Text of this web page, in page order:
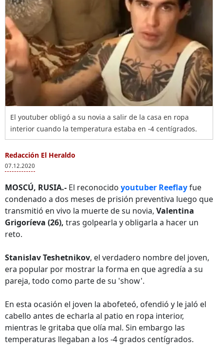
El youtuber obligó a su novia a salir de la casa en ropa
interior cuando la temperatura estaba en -4 centígrados.
Redacción El Heraldo
07.12.2020
MOSCÚ, RUSIA.- El reconocido youtuber Reeflayfue
condenado a dos meses de prisión preventiva luego que
transmitió en vivo la muerte de su novia, Valentina
Grigoríeva (26), tras golpearla y obligarla a hacer un
reto.
Stanislav Teshetnikov, el verdadero nombre del joven,
era popular por mostrar la forma en que agredía a su
pareja, todo como parte de su 'show'.
En esta ocasión el joven la abofeteó, ofendió y le jaló el
cabello antes de echarla al patio en ropa interior,
mientras le gritaba que olía mal. Sin embargo las
temperaturas llegaban a los -4 grados centígrados.